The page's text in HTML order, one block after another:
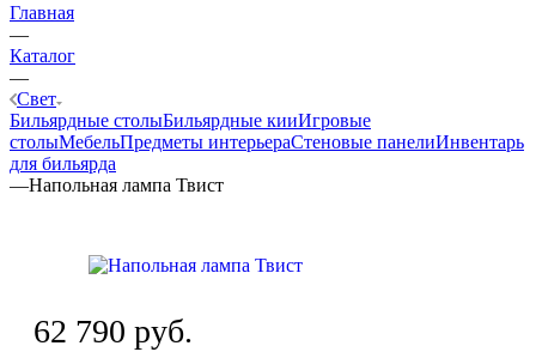
Главная
—
Каталог
—
Свет
Бильярдные столыБильярдные кииИгровые
столыМебельПредметы интерьераСтеновые панелиИнвентарь
для бильярда
—Напольная лампа Твист
62 790 руб.